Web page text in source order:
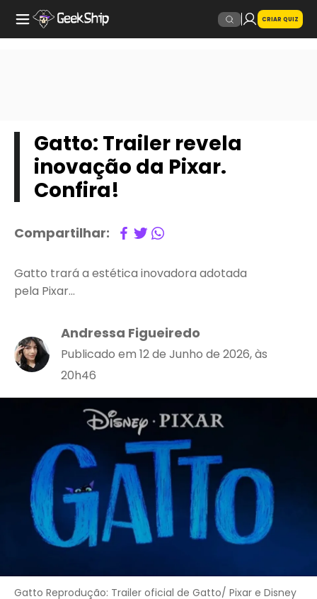
CRIAR QUIZ
Gatto: Trailer revela
inovação da Pixar.
Confira!
Compartilhar:
Gatto trará a estética inovadora adotada
pela Pixar…
Andressa Figueiredo
Publicado em 12 de Junho de 2026, às
20h46
Gatto Reprodução: Trailer oficial de Gatto/ Pixar e Disney